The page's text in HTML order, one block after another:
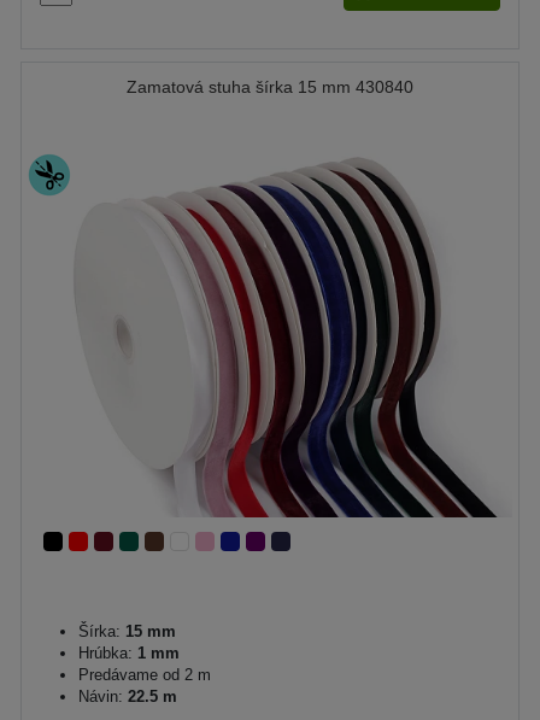
Zamatová stuha šírka 15 mm 430840
Šírka: 15 mm
Hrúbka: 1 mm
Predávame od 2 m
Návin: 22.5 m